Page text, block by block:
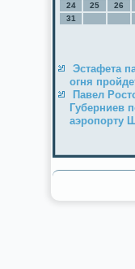
24
25 26
31
Эстафета
огня
Павел
Губерниев
аэропорту